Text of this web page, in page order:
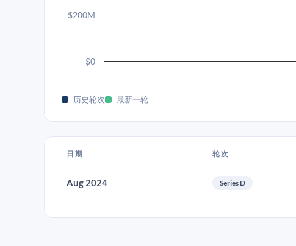
$0
$200M
历史轮次 最新一轮
日期 轮次
Aug 2024 Series D